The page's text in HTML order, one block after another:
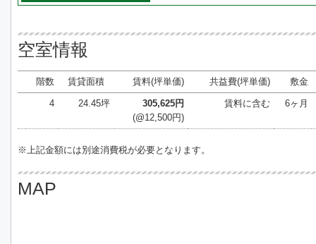
空室情報
階数 賃貸面積 賃料(坪単価) 共益費(坪単価) 敷金
4 24.45坪
305,625円
(@12,500円)
賃料に含む 6ヶ月
※上記金額には別途消費税が必要となります。
MAP